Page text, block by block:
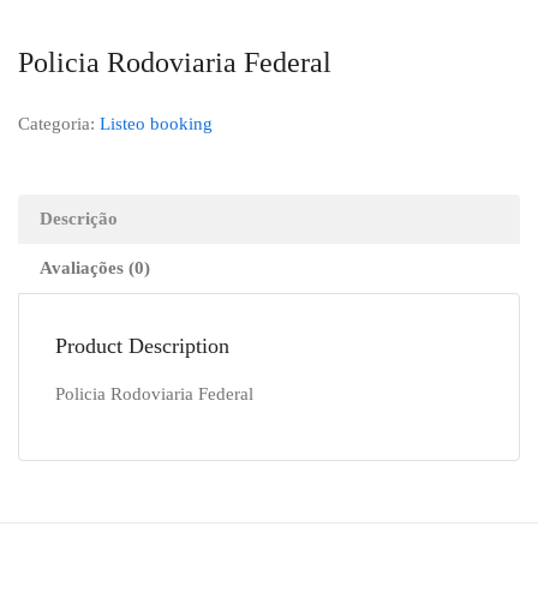
Policia Rodoviaria Federal
Categoria: Listeo booking
Descrição
Avaliações (0)
Product Description
Policia Rodoviaria Federal